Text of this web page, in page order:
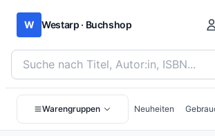
W Westarp · Buchshop
Bücher suchen nach Titel, Autor:in oder ISBN
Warengruppen Neuheiten